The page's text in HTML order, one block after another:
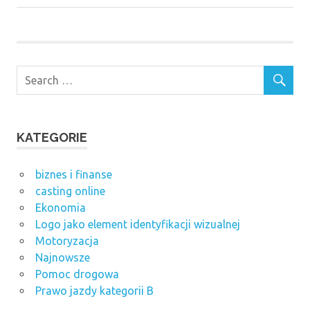
Post:
KATEGORIE
biznes i finanse
casting online
Ekonomia
Logo jako element identyfikacji wizualnej
Motoryzacja
Najnowsze
Pomoc drogowa
Prawo jazdy kategorii B